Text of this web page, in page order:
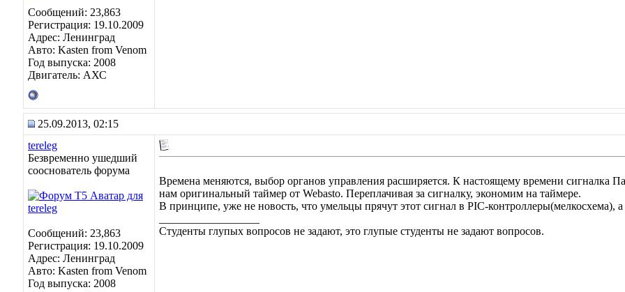
Сообщений: 23,863
Регистрация: 19.10.2009
Адрес: Ленинград
Авто: Kasten from Venom
Год выпуска: 2008
Двигатель: АХС
25.09.2013, 02:15
tereleg
Безвременно ушедший
сооснователь форума
Сообщений: 23,863
Регистрация: 19.10.2009
Адрес: Ленинград
Авто: Kasten from Venom
Год выпуска: 2008
Времена меняются, выбор органов управления расширяется. К настоящему времени сигналка
нам оригинальный таймер от Webasto. Переплачивая за сигналку, экономим на таймере.
В принципе, уже не новость, что умельцы прячут этот сигнал в PIC-контроллеры(мелкосхема),
Студенты глупых вопросов не задают, это глупые студенты не задают вопросов.